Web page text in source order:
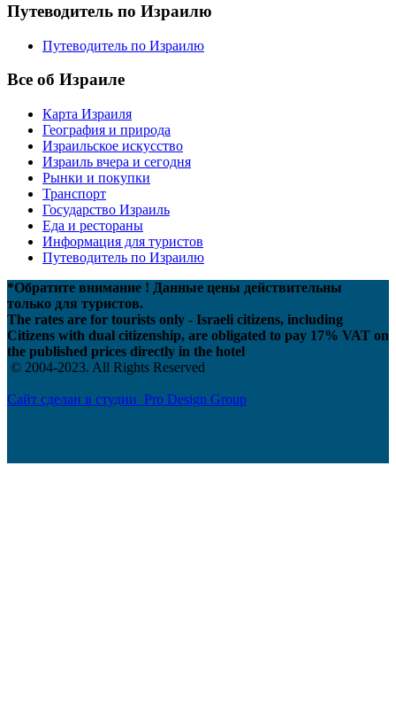
Путеводитель по Израилю
Путеводитель по Израилю
Все об Израиле
Карта Израиля
География и природа
Израильское искусство
Израиль вчера и сегодня
Рынки и покупки
Транспорт
Государство Израиль
Еда и рестораны
Информация для туристов
Путеводитель по Израилю
*Обратите внимание ! Данные цены действительны
только для туристов.
The rates are for tourists only - Israeli citizens, including
Citizens with dual citizenship, are obligated to pay 17% VAT on
the published prices directly in the hotel
© 2004-2023. All Rights Reserved
Сайт сделан в студии Pro Design Group